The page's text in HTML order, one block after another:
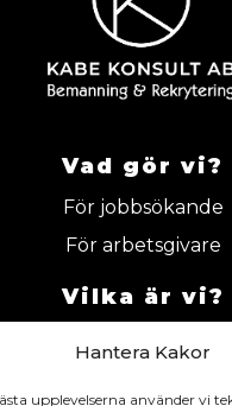
Hantera Kakor
upplevelserna använder vi
Vad gör vi?
För jobbsökande
För arbetsgivare
Vilka är vi?